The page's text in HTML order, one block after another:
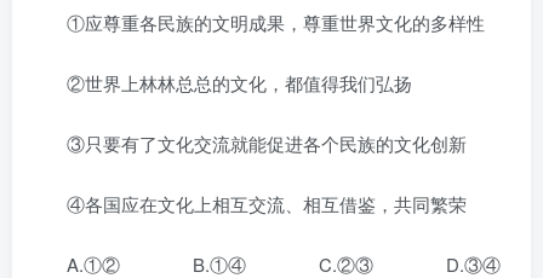
①应尊重各民族的文明成果，尊重世界文化的多样性
②世界上林林总总的文化，都值得我们弘扬
③只要有了文化交流就能促进各个民族的文化创新
④各国应在文化上相互交流、相互借鉴，共同繁荣
A.①② B.①④ C.②③ D.③④